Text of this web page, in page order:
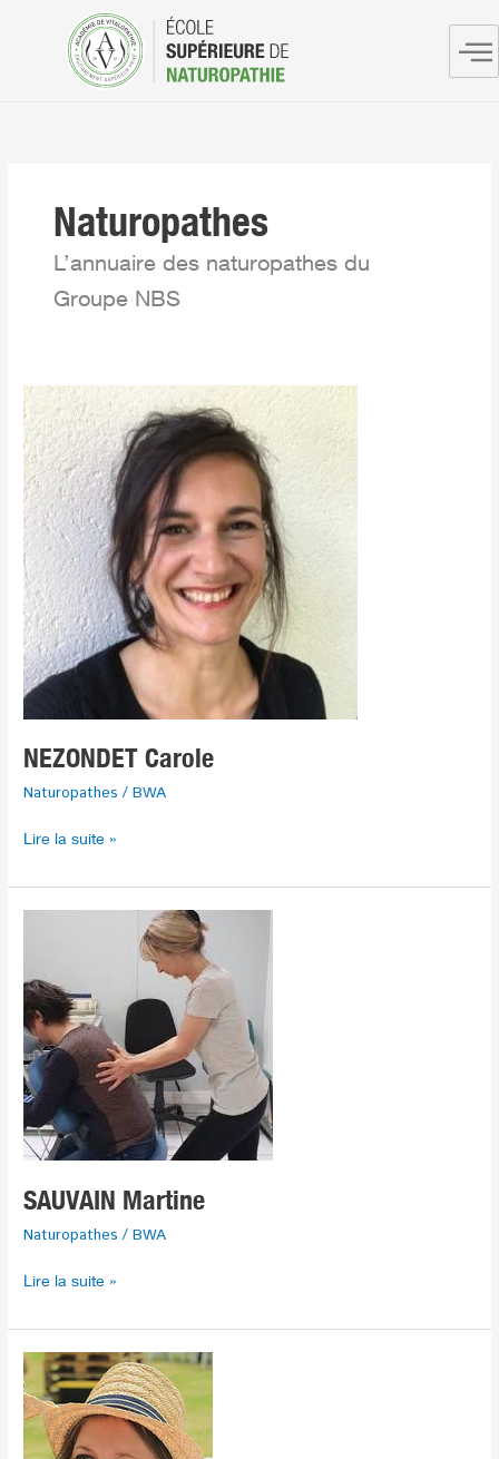
Naturopathes
L’annuaire des naturopathes du
Groupe NBS
NEZONDET Carole
Naturopathes /BWA
NEZONDET
Carole
Lire la suite »
SAUVAIN Martine
Naturopathes /BWA
Lire la suite »
NEUVILLE
Céline